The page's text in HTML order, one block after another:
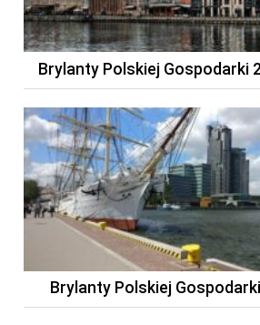
Brylanty Polskiej Gospodarki
Brylanty Polskiej